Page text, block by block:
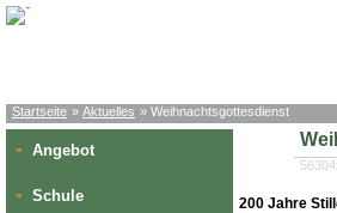
Startseite » Aktuelles » Weihnachtsgottesdienst
» Angebot
» Schule
200 Jahre